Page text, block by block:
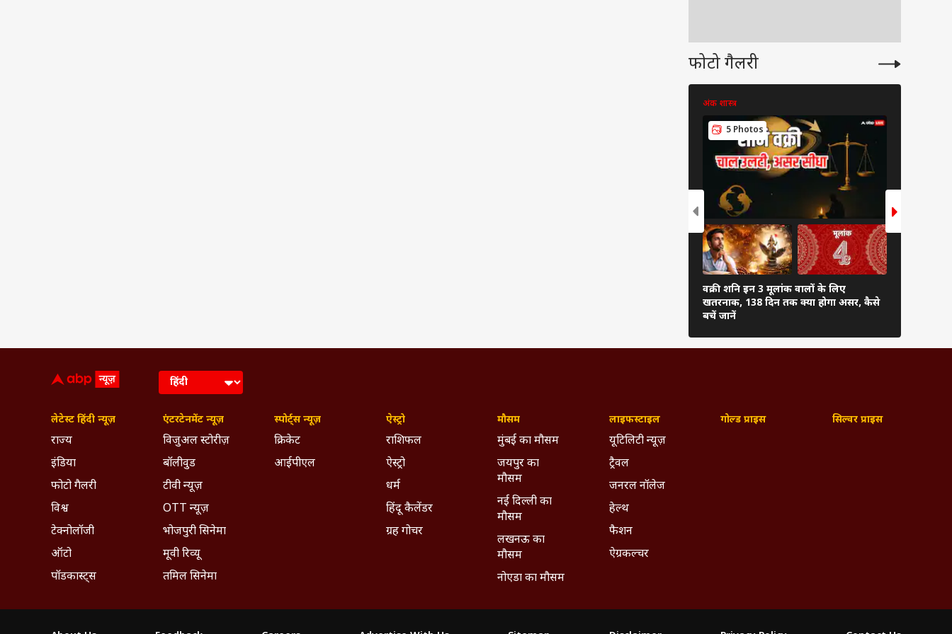
फोटो गैलरी
अंक शास्त्र
5 Photos
वक्री शनि इन 3 मूलांक वालों के लिए
खतरनाक, 138 दिन तक क्या होगा असर, कैसे
बचें जानें
लेटेस्ट हिंदी न्यूज़
राज्य
इंडिया
फोटो गैलरी
विश्व
टेक्नोलॉजी
ऑटो
पॉडकास्ट्स
एंटरटेनमेंट न्यूज़
विजुअल स्टोरीज़
बॉलीवुड
टीवी न्यूज़
OTT न्यूज़
भोजपुरी सिनेमा
मूवी रिव्यू
तमिल सिनेमा
स्पोर्ट्स न्यूज़
क्रिकेट
आईपीएल
ऐस्ट्रो
राशिफल
ऐस्ट्रो
धर्म
हिंदू कैलेंडर
ग्रह गोचर
मौसम
मुंबई का मौसम
जयपुर का
मौसम
नई दिल्ली का
मौसम
लखनऊ का
मौसम
नोएडा का मौसम
लाइफस्टाइल
यूटिलिटी न्यूज़
ट्रैवल
जनरल नॉलेज
हेल्थ
फैशन
ऐग्रकल्चर
गोल्ड प्राइस सिल्वर प्राइस